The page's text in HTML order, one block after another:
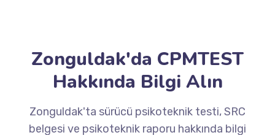
Zonguldak'da CPMTEST
Hakkında Bilgi Alın
Zonguldak'ta sürücü psikoteknik testi, SRC
belgesi ve psikoteknik raporu hakkında bilgi